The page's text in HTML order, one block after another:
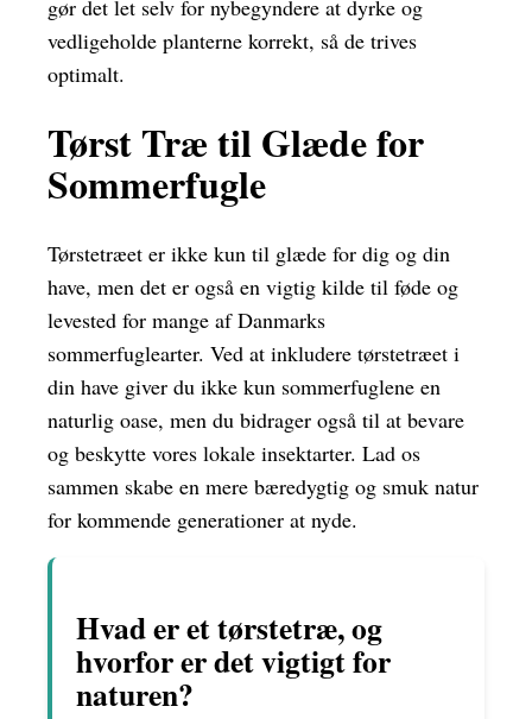
gør det let selv for nybegyndere at dyrke og
vedligeholde planterne korrekt, så de trives
optimalt.
Tørst Træ til Glæde for
Sommerfugle
Tørstetræet er ikke kun til glæde for dig og din
have, men det er også en vigtig kilde til føde og
levested for mange af Danmarks
sommerfuglearter. Ved at inkludere tørstetræet i
din have giver du ikke kun sommerfuglene en
naturlig oase, men du bidrager også til at bevare
og beskytte vores lokale insektarter. Lad os
sammen skabe en mere bæredygtig og smuk natur
for kommende generationer at nyde.
Hvad er et tørstetræ, og
hvorfor er det vigtigt for
naturen?